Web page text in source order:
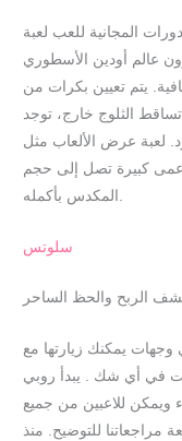
استخدام الدورات المجانية للعب لعبة
عالم أودين الأسطوري
يتم تعيين بكرات من
الثلوج خارج، توجد
لعبة عرض الألعاب مثل
كبيرة تصل إلى حجم
سلوتس
الربح والحظ الساحر
يمكنك زيارتها مع
في أي شك . يبدأ روبي
ويمكن للاعبين من جميع
مراجعاتنا للتوضيح. منذ